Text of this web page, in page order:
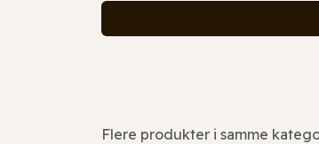
Flere produkter i samme